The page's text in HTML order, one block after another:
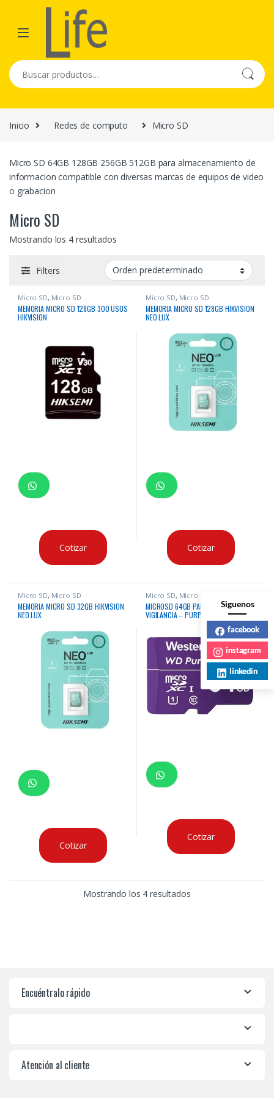
Skip to navigation
Skip to content
Buscar por:
Inicio Redes de computo Micro SD
Micro SD 64GB 128GB 256GB 512GB para almacenamiento de
informacion compatible con diversas marcas de equipos de video
o grabacion
Micro SD
Mostrando los 4 resultados
Filters
Micro SD, Micro SD
MEMORIA MICRO SD 128GB 300 USOS
HIKVISION
Cotizar
Micro SD, Micro SD
MEMORIA MICRO SD 128GB HIKVISION
NEO LUX
Cotizar
Micro SD, Micro SD
MEMORIA MICRO SD 32GB HIKVISION
NEO LUX
Cotizar
Micro SD, Micro SD
MICROSD 64GB PARA VIDEO
VIGILANCIA – PURPLE
Cotizar
Mostrando los 4 resultados
Encuéntralo rápido
Atención al cliente
Siguenos
facebook
instagram
linkedin